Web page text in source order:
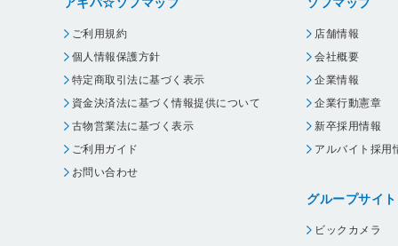
ご利用規約
個人情報保護方針
特定商取引法に基づく表示
資金決済法に基づく情報提供について
古物営業法に基づく表示
ご利用ガイド
お問い合わせ
店舗情報
会社概要
企業情報
企業行動憲章
新卒採用情報
アルバイト採用
グループサイト
ビックカメラ